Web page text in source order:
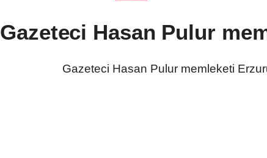
Gazeteci Hasan Pulur
Gazeteci Hasan Pulur memleketi